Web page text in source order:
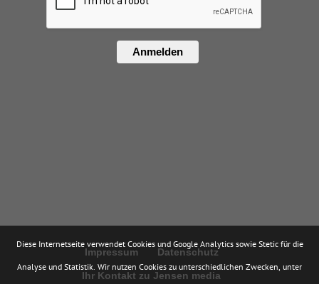
Anmelden
Impressum Datenschutz
Ihr Kontakt zu Jensen media
Diese Internetseite verwendet Cookies und Google Analytics sowie Stetic für die
Analyse und Statistik. Wir nutzen Cookies zu unterschiedlichen Zwecken, unter